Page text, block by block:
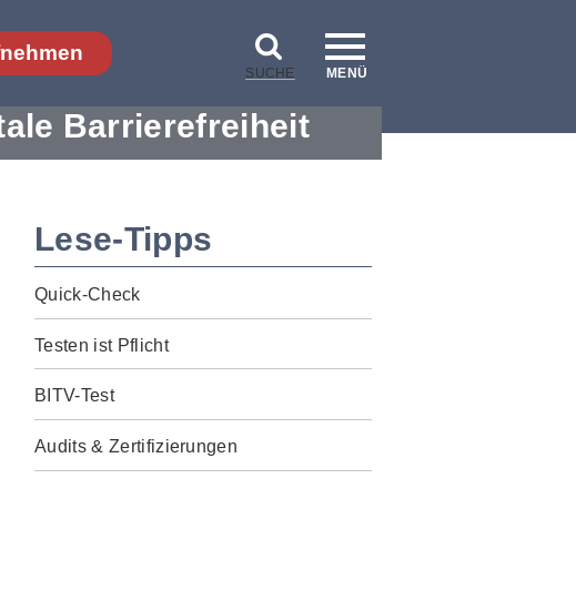
SUCHE MENÜ
Barrierefreiheit
Lese-Tipps
Quick-Check
Testen ist Pflicht
BITV-Test
Audits & Zertifizierungen